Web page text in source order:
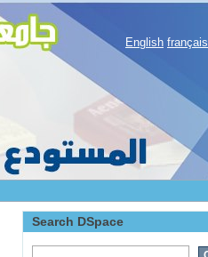
English français
Search DSpace